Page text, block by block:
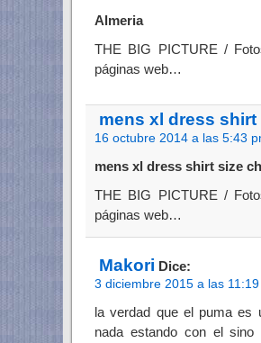
Almeria
THE BIG PICTURE /
páginas web…
mens xl dress shirt
16 octubre 2014 a las 5:43
mens xl dress shirt size
THE BIG PICTURE /
páginas web…
Makori Dice:
3 diciembre 2015 a las 11:19
la verdad que el puma es
nada estando con el